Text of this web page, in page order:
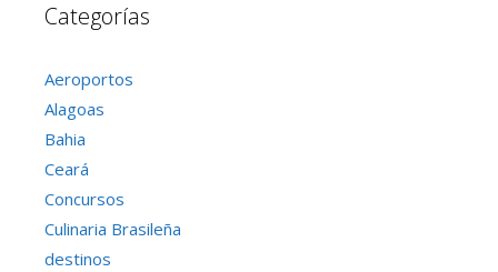
Categorías
Aeroportos
Alagoas
Bahia
Ceará
Concursos
Culinaria Brasileña
destinos